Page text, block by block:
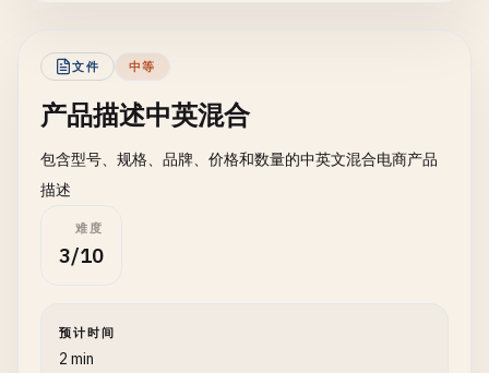
文件 中等
产品描述中英混合
包含型号、规格、品牌、价格和数量的中英文混合电商产品
描述
难度
3/10
预计时间
2 min